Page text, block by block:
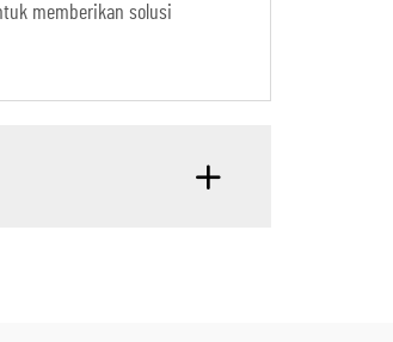
memberikan solusi